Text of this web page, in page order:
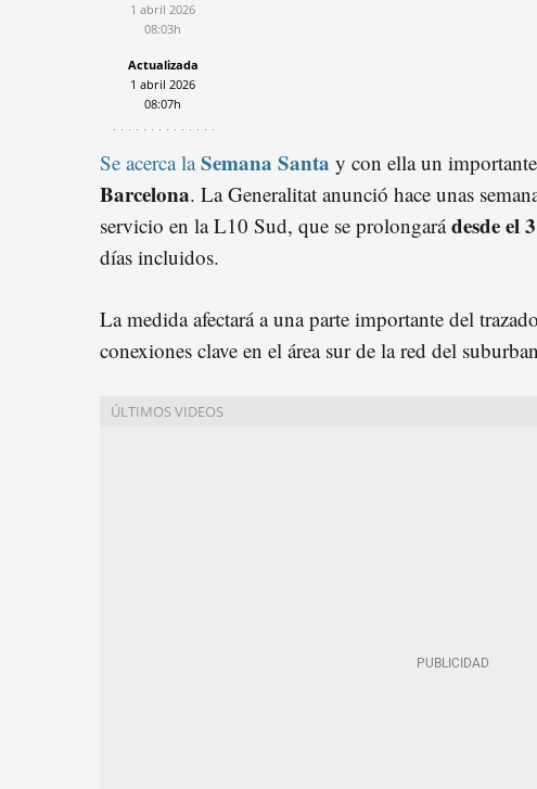
1 abril 2026
08:03h
Actualizada
1 abril 2026
08:07h
Se acerca laSemana Santa y con ella un
Barcelona. La Generalitat anunció hace unas
servicio en la L10 Sud, que se prolongarádesde el
días incluidos.
La medida afectará a una parte importante del
conexiones clave en el área sur de la red del